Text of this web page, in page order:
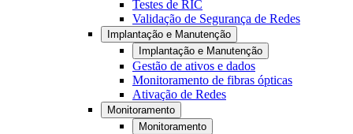
Testes de RIC
Validação de Segurança de Redes
Implantação e Manutenção
Implantação e Manutenção
Gestão de ativos e dados
Monitoramento de fibras ópticas
Ativação de Redes
Monitoramento
Monitoramento